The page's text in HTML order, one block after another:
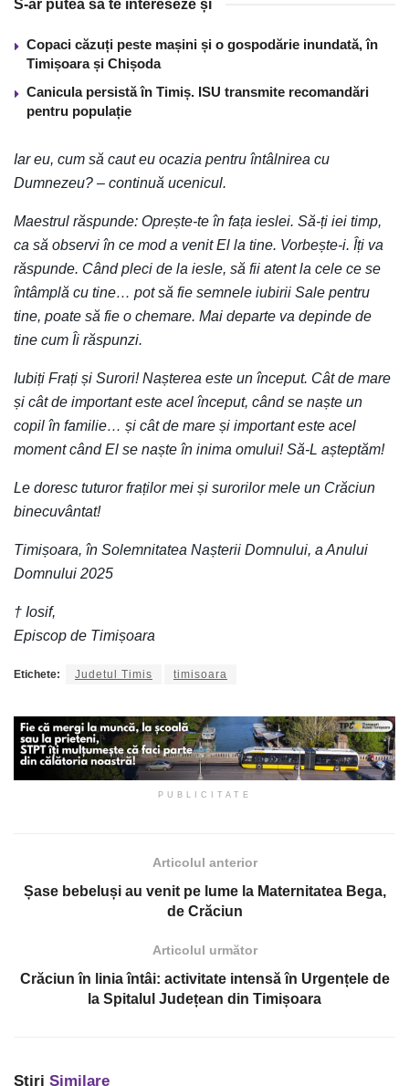
S-ar putea să te intereseze și
Copaci căzuți peste mașini și o gospodărie inundată, în
Timișoara și Chișoda
Canicula persistă în Timiș. ISU transmite recomandări
pentru populație
Iar eu, cum să caut eu ocazia pentru întâlnirea cu
Dumnezeu? – continuă ucenicul.
Maestrul răspunde: Oprește-te în fața ieslei. Să-ți iei timp,
ca să observi în ce mod a venit El la tine. Vorbește-i. Îți va
răspunde. Când pleci de la iesle, să fii atent la cele ce se
întâmplă cu tine… pot să fie semnele iubirii Sale pentru
tine, poate să fie o chemare. Mai departe va depinde de
tine cum Îi răspunzi.
Iubiți Frați și Surori! Nașterea este un început. Cât de mare
și cât de important este acel început, când se naște un
copil în familie… și cât de mare și important este acel
moment când El se naște în inima omului! Să-L așteptăm!
Le doresc tuturor fraților mei și surorilor mele un Crăciun
binecuvântat!
Timișoara, în Solemnitatea Nașterii Domnului, a Anului
Domnului 2025
† Iosif,
Episcop de Timișoara
Etichete: Judetul Timis timisoara
PUBLICITATE
Articolul anterior
Șase bebeluși au venit pe lume la Maternitatea Bega,
de Crăciun
Articolul următor
Crăciun în linia întâi: activitate intensă în Urgențele de
la Spitalul Județean din Timișoara
Știri Similare